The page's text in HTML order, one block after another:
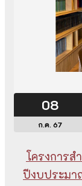
08
ก.ค. 67
โครงการส
ปีงบประมา